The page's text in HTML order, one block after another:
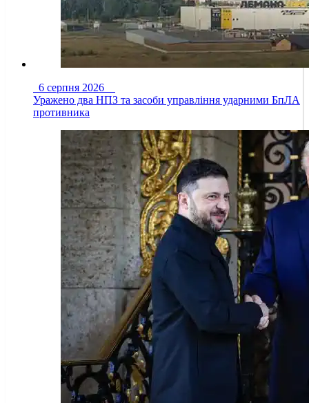
6 серпня 2026
Уражено два НПЗ та засоби управління ударними БпЛА
противника